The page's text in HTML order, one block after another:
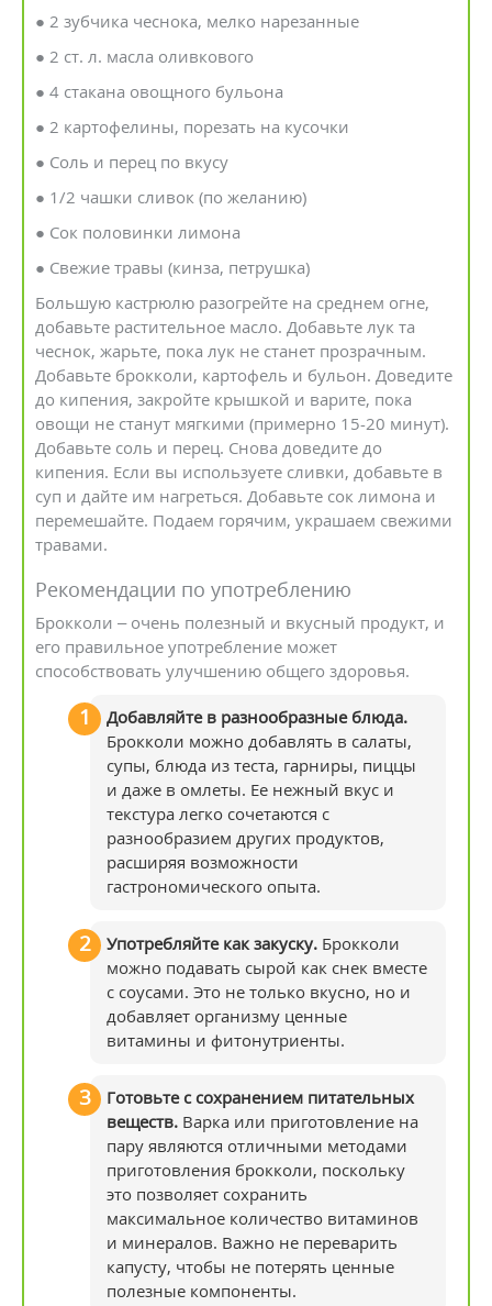
● 2 зубчика чеснока, мелко нарезанные
● 2 ст. л. масла оливкового
● 4 стакана овощного бульона
● 2 картофелины, порезать на кусочки
● Соль и перец по вкусу
● 1/2 чашки сливок (по желанию)
● Сок половинки лимона
● Свежие травы (кинза, петрушка)
Большую кастрюлю разогрейте на среднем огне,
добавьте растительное масло. Добавьте лук та
чеснок, жарьте, пока лук не станет прозрачным.
Добавьте брокколи, картофель и бульон. Доведите
до кипения, закройте крышкой и варите, пока
овощи не станут мягкими (примерно 15-20 минут).
Добавьте соль и перец. Снова доведите до
кипения. Если вы используете сливки, добавьте в
суп и дайте им нагреться. Добавьте сок лимона и
перемешайте. Подаем горячим, украшаем свежими
травами.
Рекомендации по употреблению
Брокколи – очень полезный и вкусный продукт, и
его правильное употребление может
способствовать улучшению общего здоровья.
Добавляйте в разнообразные блюда.
Брокколи можно добавлять в салаты,
супы, блюда из теста, гарниры, пиццы
и даже в омлеты. Ее нежный вкус и
текстура легко сочетаются с
разнообразием других продуктов,
расширяя возможности
гастрономического опыта.
Употребляйте как закуску. Брокколи
можно подавать сырой как снек вместе
с соусами. Это не только вкусно, но и
добавляет организму ценные
витамины и фитонутриенты.
Готовьте с сохранением питательных
веществ. Варка или приготовление на
пару являются отличными методами
приготовления брокколи, поскольку
это позволяет сохранить
максимальное количество витаминов
и минералов. Важно не переварить
капусту, чтобы не потерять ценные
полезные компоненты.